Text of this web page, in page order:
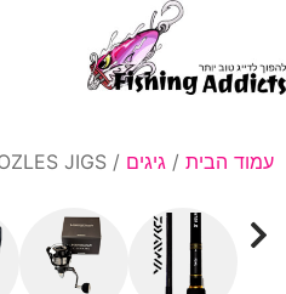
עמוד הבית / גיגים / BOZLES JIGS